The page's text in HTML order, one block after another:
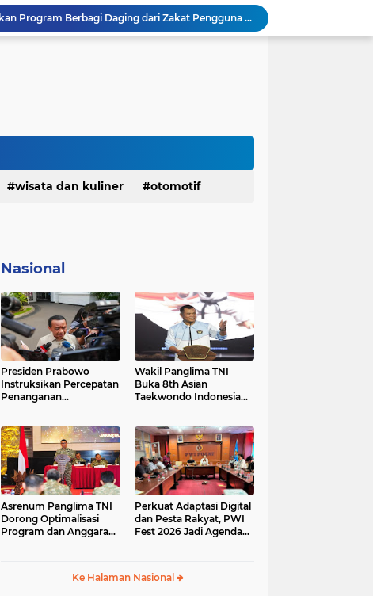
BAZNAS Jabar Salurkan Program Berbagi Daging dari Zakat Pengguna BRImo untuk Masyarakat Desa Ciririp Purwakarta
Lembaga Pengembangan Tilawatil Quran Apresiasi Keputusan Pemprov Jabar Selenggarakan Langsung MTQ Jabar
Serda Muhammad Raihan Fadhila Raih Emas pada 8th Asian Taekwondo Indonesia Open Championship 2026
wisata dan kuliner otomotif
Nasional
Presiden Prabowo
Instruksikan Percepatan
Penanganan
BBM
Wakil Panglima TNI
Buka 8th Asian
Taekwondo Indonesia
Asrenum Panglima TNI
Dorong Optimalisasi
Program dan Anggaran
Perkuat Adaptasi Digital
dan Pesta Rakyat, PWI
Fest 2026 Jadi Agenda
Ke Halaman Nasional